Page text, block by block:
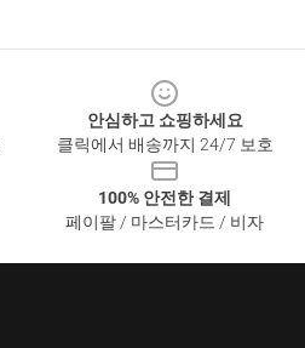
안심하고 쇼핑하세요
클릭에서 배송까지 24/7 보호
100% 안전한 결제
페이팔 / 마스터카드 / 비자